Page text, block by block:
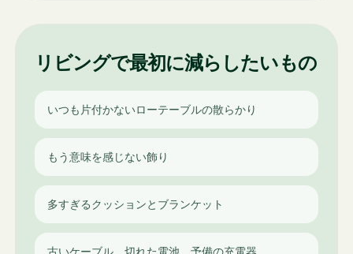
リビングで最初に減らしたいもの
いつも片付かないローテーブルの散らかり
もう意味を感じない飾り
多すぎるクッションとブランケット